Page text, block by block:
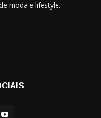
moda e lifestyle.